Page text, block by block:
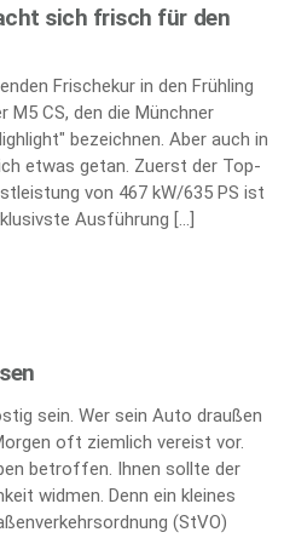
sich frisch für den
Frischekur in den Frühling
CS, den die Münchner
bezeichnen. Aber auch in
etwas getan. Zuerst der Top-
von 467 kW/635 PS ist
Ausführung […]
sein. Wer sein Auto draußen
oft ziemlich vereist vor.
betroffen. Ihnen sollte der
widmen. Denn ein kleines
(StVO)